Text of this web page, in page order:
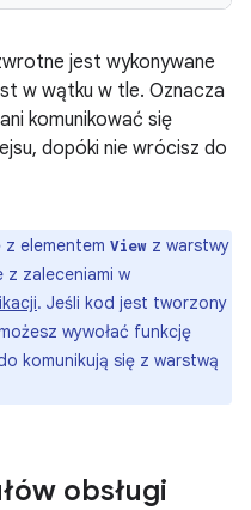
jest wykonywane
w wątku w tle. Oznacza
komunikować się
dopóki nie wrócisz do
elementem View z warstwy
z zaleceniami w
. Jeśli kod jest tworzony
wywołać funkcję
komunikują się z warstwą
obsługi